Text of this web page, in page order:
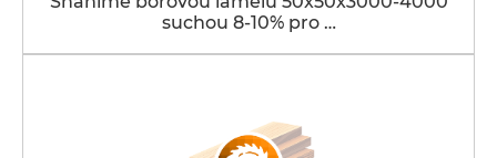
suchou 8-10% pro …